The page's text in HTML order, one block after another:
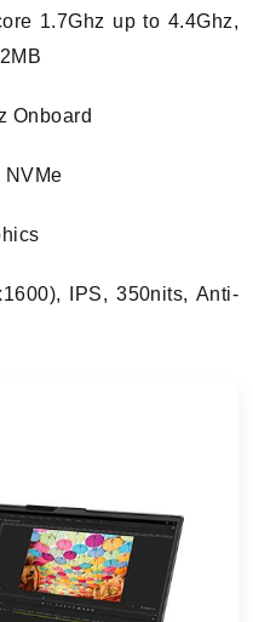
1.7Ghz up to 4.4Ghz,
Onboard
NVMe
IPS, 350nits, Anti-